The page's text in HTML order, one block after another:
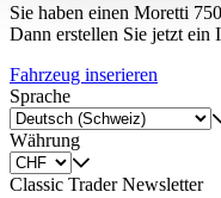
gesammelt haben.
Sie haben einen Moretti
Dann erstellen Sie jetzt ein
Fahrzeug inserieren
Sprache
Währung
Classic Trader Newsletter